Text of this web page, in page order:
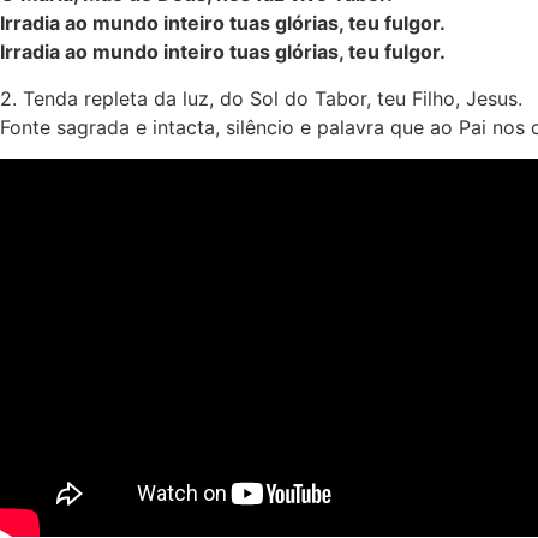
Irradia ao mundo inteiro tuas glórias, teu fulgor.
Irradia ao mundo inteiro tuas glórias, teu fulgor.
2. Tenda repleta da luz, do Sol do Tabor, teu Filho, Jesus.
Fonte sagrada e intacta, silêncio e palavra que ao Pai nos